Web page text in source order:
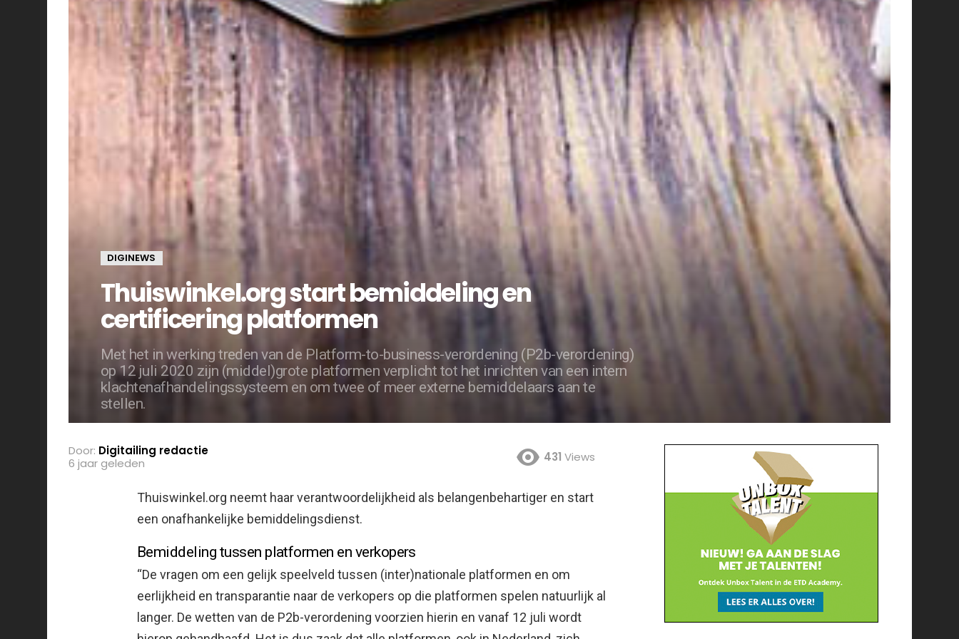
DIGINEWS
Thuiswinkel.org start bemiddeling en
certificering platformen
Met het in werking treden van de Platform-to-business-verordening (P2b-verordening)
op 12 juli 2020 zijn (middel)grote platformen verplicht tot het inrichten van een intern
klachtenafhandelingssysteem en om twee of meer externe bemiddelaars aan te
stellen.
Door: Digitailing redactie
6 jaar geleden
431 Views
Thuiswinkel.org neemt haar verantwoordelijkheid als belangenbehartiger en start
een onafhankelijke bemiddelingsdienst.
Bemiddeling tussen platformen en verkopers
“De vragen om een gelijk speelveld tussen (inter)nationale platformen en om
eerlijkheid en transparantie naar de verkopers op die platformen spelen natuurlijk al
langer. De wetten van de P2b-verordening voorzien hierin en vanaf 12 juli wordt